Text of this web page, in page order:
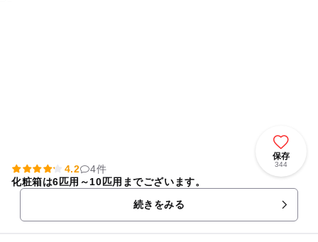
保存
344
4.2
4件
化粧箱は6匹用～10匹用までございます。
続きをみる